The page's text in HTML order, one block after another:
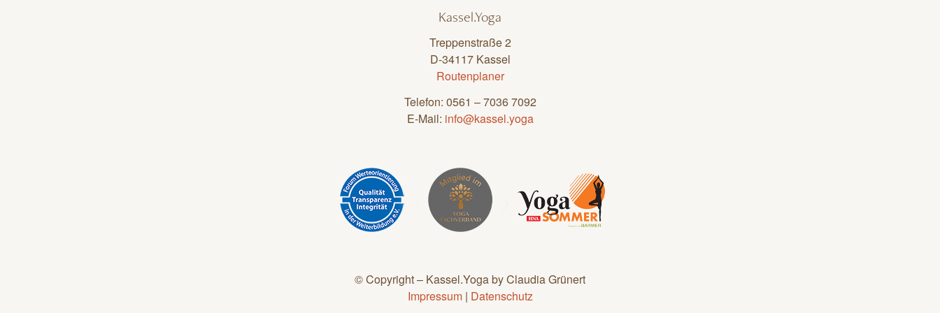
Kassel.Yoga
Treppenstraße 2
D-34117 Kassel
Routenplaner
Telefon: 0561 – 7036 7092
E-Mail: info@kassel.yoga
© Copyright – Kassel.Yoga by Claudia Grünert
Impressum| Datenschutz